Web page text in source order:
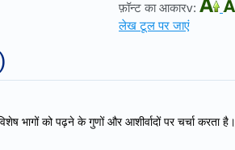
फ़ॉन्ट का आकारv:
लेख टूल पर जाएं
भागों को पढ़ने के गुणों और आशीर्वादों पर चर्चा करता है।